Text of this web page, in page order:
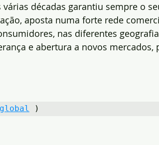
várias décadas garantiu sempre o
aposta numa forte rede
nas diferentes
e abertura a novos mercados,
)